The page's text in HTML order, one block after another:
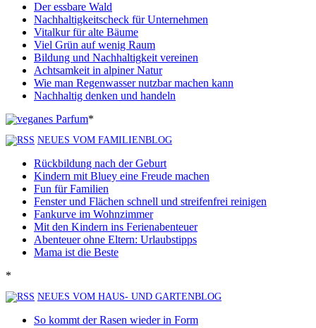
Der essbare Wald
Nachhaltigkeitscheck für Unternehmen
Vitalkur für alte Bäume
Viel Grün auf wenig Raum
Bildung und Nachhaltigkeit vereinen
Achtsamkeit in alpiner Natur
Wie man Regenwasser nutzbar machen kann
Nachhaltig denken und handeln
*
NEUES VOM FAMILIENBLOG
Rückbildung nach der Geburt
Kindern mit Bluey eine Freude machen
Fun für Familien
Fenster und Flächen schnell und streifenfrei reinigen
Fankurve im Wohnzimmer
Mit den Kindern ins Ferienabenteuer
Abenteuer ohne Eltern: Urlaubstipps
Mama ist die Beste
*
NEUES VOM HAUS- UND GARTENBLOG
So kommt der Rasen wieder in Form